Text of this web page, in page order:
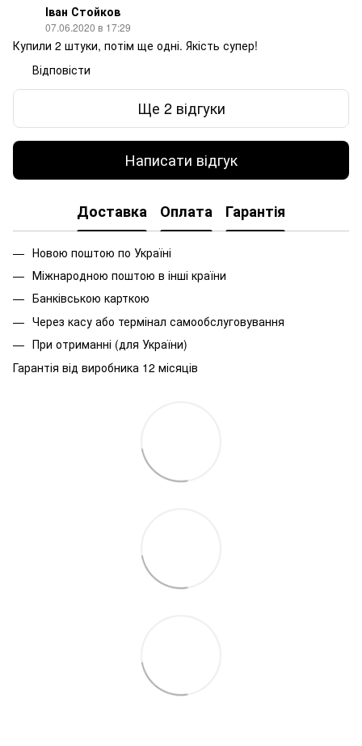
Іван Стойков
07.06.2020 в 17:29
Купили 2 штуки, потім ще одні. Якість супер!
Відповісти
Ще 2 відгуки
Написати відгук
Доставка Оплата Гарантія
Новою поштою по Україні
Міжнародною поштою в інші країни
Банківською карткою
Через касу або термінал самообслуговування
При отриманні (для України)
Гарантія від виробника 12 місяців